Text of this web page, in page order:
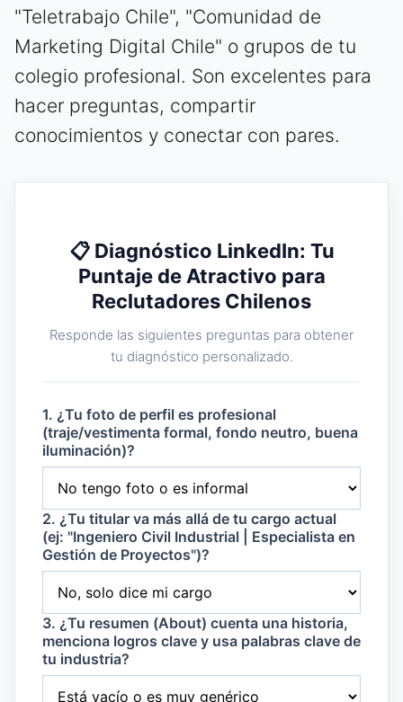
"Teletrabajo Chile", "Comunidad de
Marketing Digital Chile" o grupos de tu
colegio profesional. Son excelentes para
hacer preguntas, compartir
conocimientos y conectar con pares.
📋 Diagnóstico LinkedIn: Tu
Puntaje de Atractivo para
Reclutadores Chilenos
Responde las siguientes preguntas para obtener
tu diagnóstico personalizado.
1. ¿Tu foto de perfil es profesional
(traje/vestimenta formal, fondo neutro, buena
iluminación)?
2. ¿Tu titular va más allá de tu cargo actual
(ej: "Ingeniero Civil Industrial | Especialista en
Gestión de Proyectos")?
3. ¿Tu resumen (About) cuenta una historia,
menciona logros clave y usa palabras clave de
tu industria?